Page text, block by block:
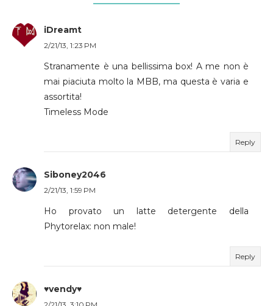
iDreamt
2/21/13, 1:23 PM
Stranamente è una bellissima box! A me non è
mai piaciuta molto la MBB, ma questa è varia e
assortita!
Timeless Mode
Reply
Siboney2046
2/21/13, 1:59 PM
Ho provato un latte detergente della
Phytorelax: non male!
Reply
♥vendy♥